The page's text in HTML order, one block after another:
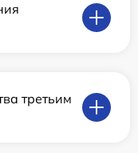
третьим